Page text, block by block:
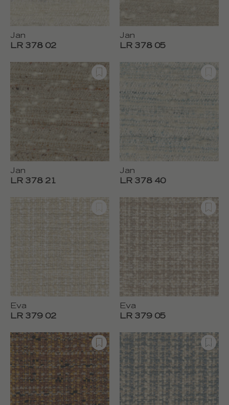
Jan
LR 378 02
Jan
LR 378 05
Jan
LR 378 21
Jan
LR 378 40
Eva
LR 379 02
Eva
LR 379 05